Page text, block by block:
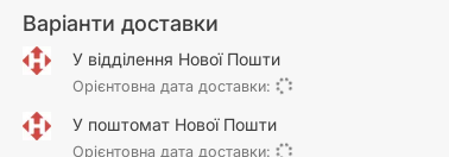
Варіанти доставки
У відділення Нової Пошти
Орієнтовна дата доставки:
У поштомат Нової Пошти
Орієнтовна дата доставки: